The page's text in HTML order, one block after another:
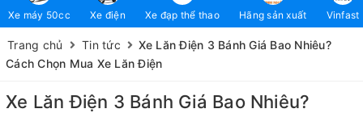
Xe máy 50cc Xe điện Xe đạp thể thao Hãng sản xuất Vinfast
Trang chủ Tin tức
Xe Lăn Điện 3 Bánh Giá Bao Nhiêu?
Cách Chọn Mua Xe Lăn Điện
Xe Lăn Điện 3 Bánh Giá Bao Nhiêu?